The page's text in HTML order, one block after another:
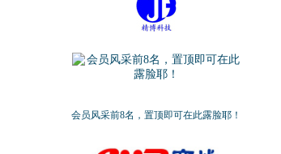
会员风采前8名，置顶即可在此露脸耶！